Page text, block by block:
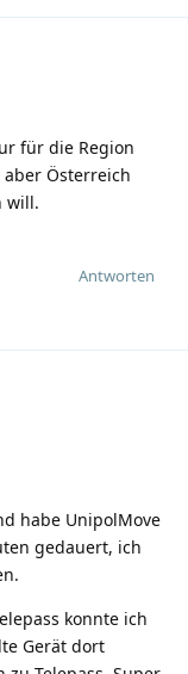
für die Region
Österreich
will.
Antworten
habe UnipolMove
gedauert, ich
konnte ich
Gerät dort